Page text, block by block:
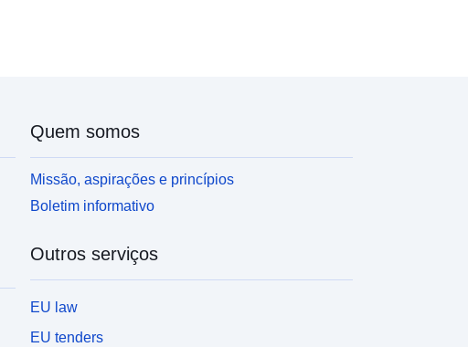
Quem somos
Missão, aspirações e princípios
Boletim informativo
Outros serviços
EU law
EU tenders